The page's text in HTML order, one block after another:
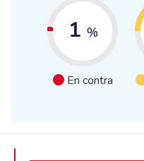
1 %
En contra